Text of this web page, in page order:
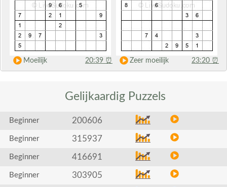
Moeilijk 20:39 ⏰ Zeer moeilijk 23:20 ⏰
Gelijkaardig Puzzels
Beginner 200606
Beginner 315937
Beginner 416691
Beginner 303905